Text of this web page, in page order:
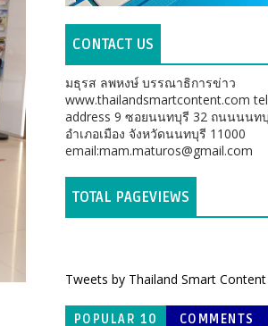
CONTACT US
มธุรส ลพหงษ์ บรรณาธิการข่าว
www.thailandsmartcontent.com
address 9 ซอยนนทบุรี 32 ถนนนนท
อำเภอเมือง จังหวัดนนทบุรี 11000
email:mam.maturos@gmail.com
TOTAL PAGEVIEWS
Tweets by Thailand Smart Content
POPULAR 10 COMMENTS